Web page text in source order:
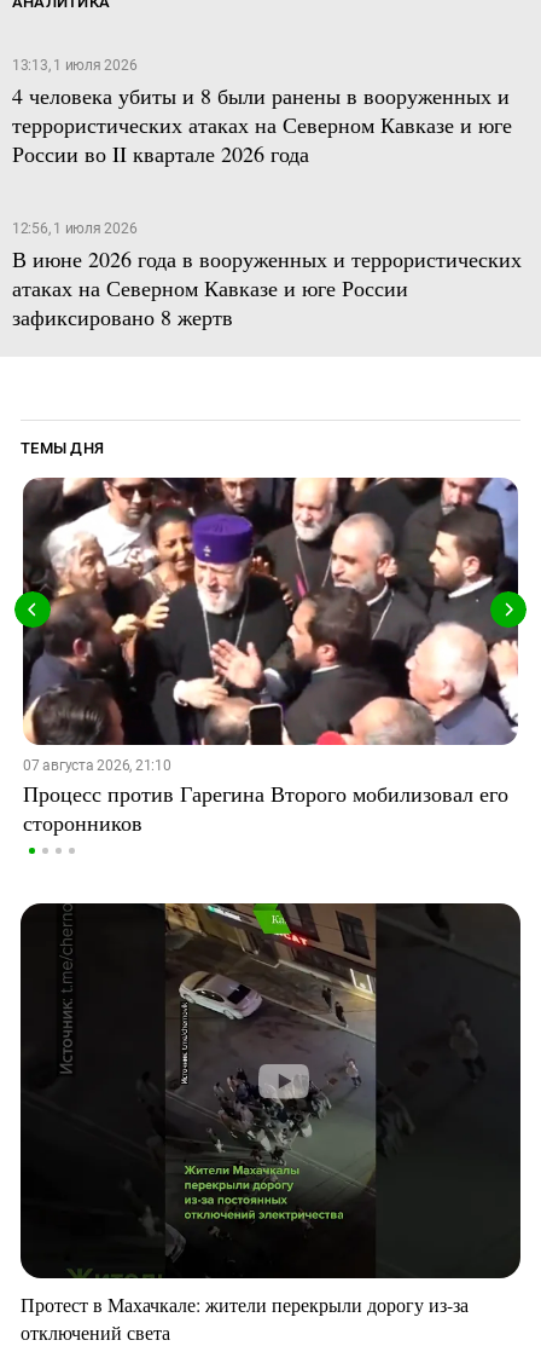
13:13, 1 июля 2026
4 человека убиты и 8 были ранены в вооруженных и
террористических атаках на Северном Кавказе и юге
России во II квартале 2026 года
12:56, 1 июля 2026
В июне 2026 года в вооруженных и террористических
атаках на Северном Кавказе и юге России
зафиксировано 8 жертв
ТЕМЫ ДНЯ
07 августа 2026, 21:10
Процесс против Гарегина Второго мобилизовал его
сторонников
Протест в Махачкале: жители перекрыли дорогу из-за
отключений света